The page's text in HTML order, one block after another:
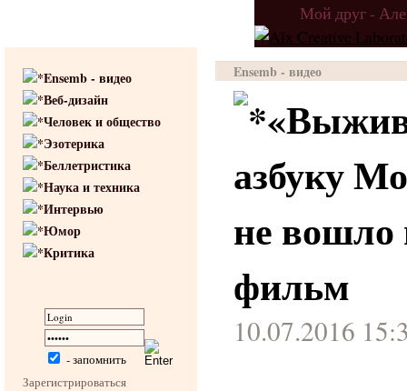
Мой друг -
Ensemb - видео
Веб-дизайн
Человек и общество
Эзотерика
Беллетристика
Наука и техника
Интервью
Юмор
Критика
- запомнить
Зарегистрироваться
Ensemb - видео
азбуку
не
фильм
10.07.2016